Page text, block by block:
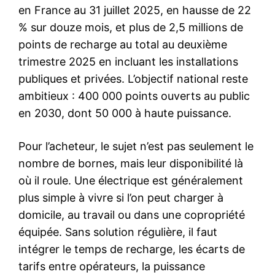
en France au 31 juillet 2025, en hausse de 22
% sur douze mois, et plus de 2,5 millions de
points de recharge au total au deuxième
trimestre 2025 en incluant les installations
publiques et privées. L’objectif national reste
ambitieux : 400 000 points ouverts au public
en 2030, dont 50 000 à haute puissance.
Pour l’acheteur, le sujet n’est pas seulement le
nombre de bornes, mais leur disponibilité là
où il roule. Une électrique est généralement
plus simple à vivre si l’on peut charger à
domicile, au travail ou dans une copropriété
équipée. Sans solution régulière, il faut
intégrer le temps de recharge, les écarts de
tarifs entre opérateurs, la puissance